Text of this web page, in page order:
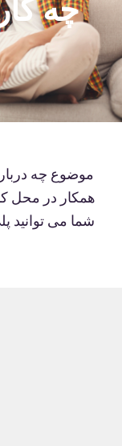
چه
موضوع چه
همکار در محل
شما می توانید